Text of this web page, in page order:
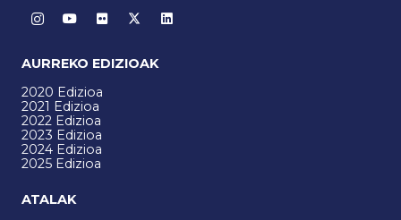
AURREKO EDIZIOAK
2020 Edizioa
2021 Edizioa
2022 Edizioa
2023 Edizioa
2024 Edizioa
2025 Edizioa
ATALAK